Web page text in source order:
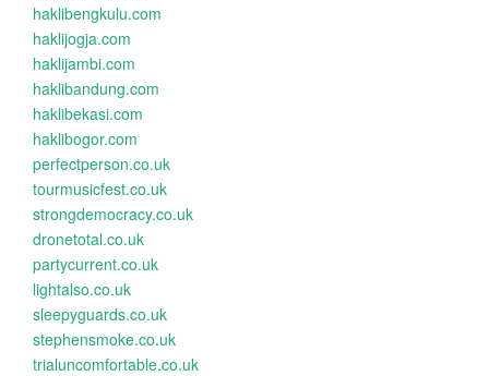
haklibengkulu.com
haklijogja.com
haklijambi.com
haklibandung.com
haklibekasi.com
haklibogor.com
perfectperson.co.uk
tourmusicfest.co.uk
strongdemocracy.co.uk
dronetotal.co.uk
partycurrent.co.uk
lightalso.co.uk
sleepyguards.co.uk
stephensmoke.co.uk
trialuncomfortable.co.uk